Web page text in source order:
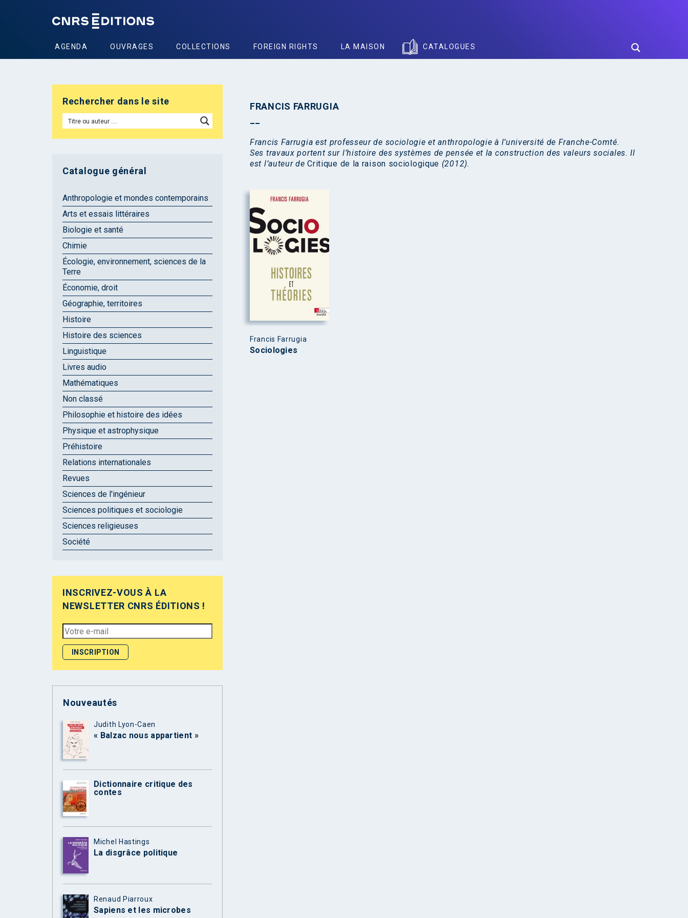
AGENDA OUVRAGES COLLECTIONS FOREIGN RIGHTS LA MAISON CATALOGUES
FRANCIS FARRUGIA
Francis Farrugia est professeur de sociologie et anthropologie à l’université de Franche-Comté.
Ses travaux portent sur l’histoire des systèmes de pensée et la construction des valeurs sociales. Il
est l’auteur de Critique de la raison sociologique (2012).
Francis Farrugia
Sociologies
Rechercher dans le site
Catalogue général
Anthropologie et mondes contemporains
Arts et essais littéraires
Biologie et santé
Chimie
Écologie, environnement, sciences de la
Terre
Économie, droit
Géographie, territoires
Histoire
Histoire des sciences
Linguistique
Livres audio
Mathématiques
Non classé
Philosophie et histoire des idées
Physique et astrophysique
Préhistoire
Relations internationales
Revues
Sciences de l'ingénieur
Sciences politiques et sociologie
Sciences religieuses
Société
INSCRIVEZ-VOUS À LA
NEWSLETTER CNRS ÉDITIONS !
Nouveautés
Judith Lyon-Caen
« Balzac nous appartient »
Dictionnaire critique des
contes
Michel Hastings
La disgrâce politique
Renaud Piarroux
Sapiens et les microbes